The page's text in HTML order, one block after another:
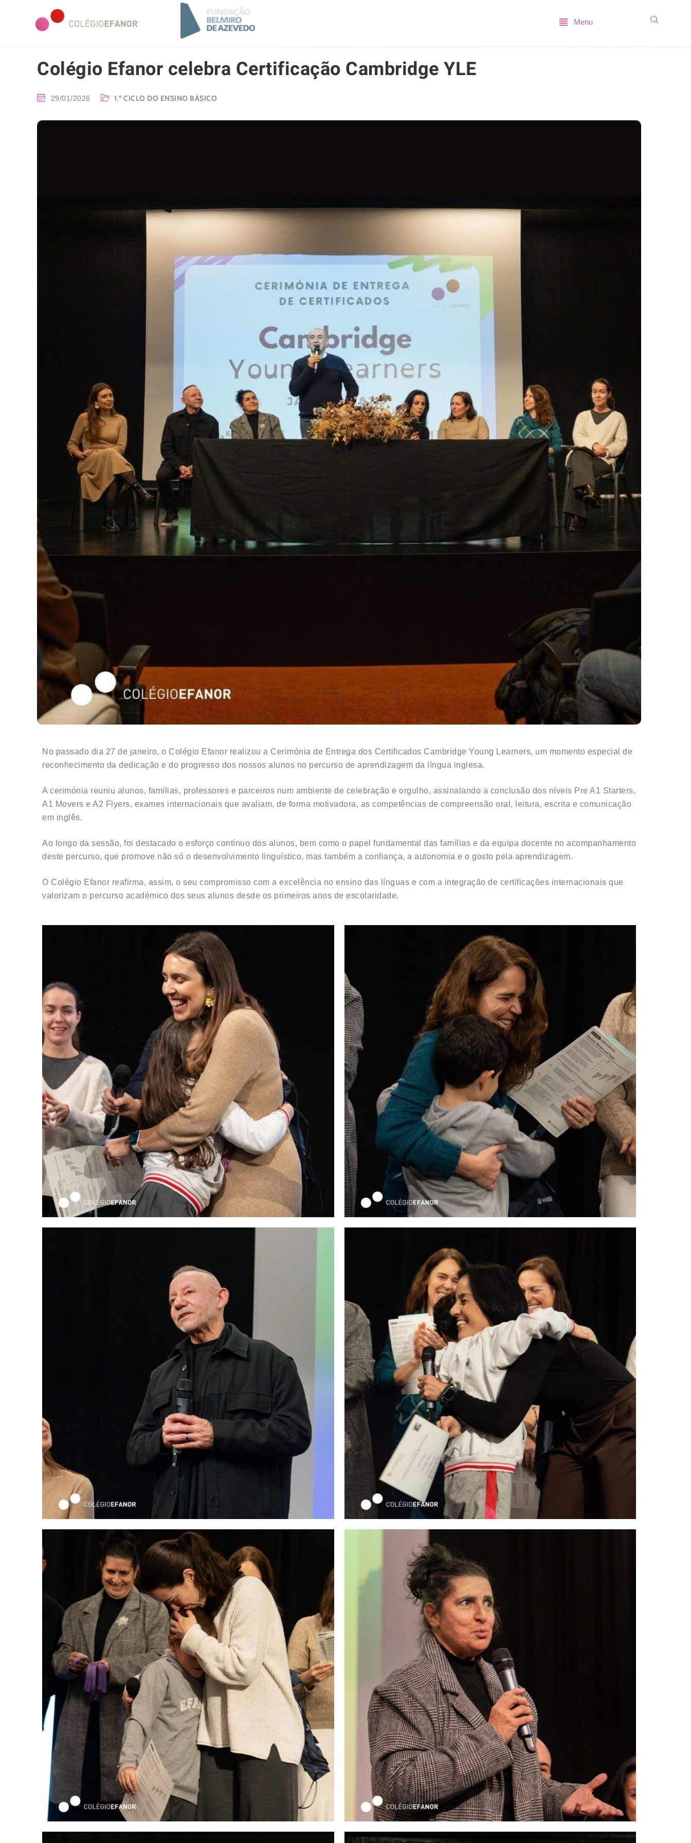
Menu
Colégio Efanor celebra Certificação Cambridge YLE
29/01/2026 1.º CICLO DO ENSINO BÁSICO
No passado dia 27 de janeiro, o Colégio Efanor realizou a Cerimónia de Entrega dos Certificados Cambridge Young Learners, um momento especial de
reconhecimento da dedicação e do progresso dos nossos alunos no percurso de aprendizagem da língua inglesa.
A cerimónia reuniu alunos, famílias, professores e parceiros num ambiente de celebração e orgulho, assinalando a conclusão dos níveis Pre A1 Starters,
A1 Movers e A2 Flyers, exames internacionais que avaliam, de forma motivadora, as competências de compreensão oral, leitura, escrita e comunicação
em inglês.
Ao longo da sessão, foi destacado o esforço contínuo dos alunos, bem como o papel fundamental das famílias e da equipa docente no acompanhamento
deste percurso, que promove não só o desenvolvimento linguístico, mas também a confiança, a autonomia e o gosto pela aprendizagem.
O Colégio Efanor reafirma, assim, o seu compromisso com a excelência no ensino das línguas e com a integração de certificações internacionais que
valorizam o percurso académico dos seus alunos desde os primeiros anos de escolaridade.